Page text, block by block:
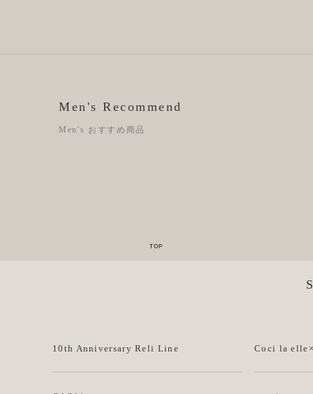
Men's Recommend
Men's おすすめ商品
10th Anniversary Reli Line Coci la